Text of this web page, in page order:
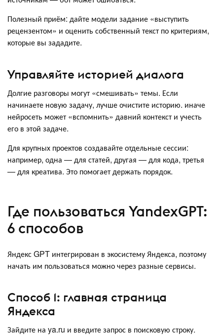
Полезный приём: дайте модели задание «выступить
рецензентом» и оценить собственный текст по критериям,
которые вы зададите.
Управляйте историей диалога
Долгие разговоры могут «смешивать» темы. Если
начинаете новую задачу, лучше очистите историю. иначе
нейросеть может «вспомнить» давний контекст и учесть
его в этой задаче.
Для крупных проектов создавайте отдельные сессии:
например, одна — для статей, другая — для кода, третья
— для креатива. Это помогает держать порядок.
Где пользоваться YandexGPT:
6 способов
Яндекс GPT интегрирован в экосистему Яндекса, поэтому
начать им пользоваться можно через разные сервисы.
Способ 1: главная страница
Яндекса
Зайдите на ya.ru и введите запрос в поисковую строку.